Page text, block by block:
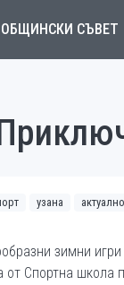
ОБЩИНСКИ СЪВЕТ
узана актуално
зимни игри
от Спортна школа